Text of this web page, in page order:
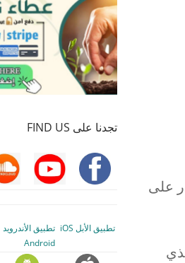
على
تجدنا على FIND US
تطبيق الأبل iOS
تطبيق الأندرويد
Android